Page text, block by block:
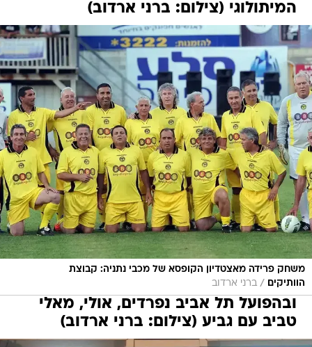
המיתולוגי (צילום: ברני ארדוב)
משחק פרידה מאצטדיון הקופסא של מכבי נתניה: קבוצת
הוותיקים
/ ברני ארדוב
ובהפועל תל אביב נפרדים, אולי, מאלי
טביב עם גביע (צילום: ברני ארדוב)